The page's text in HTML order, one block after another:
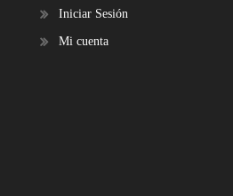
Iniciar Sesión
Mi cuenta